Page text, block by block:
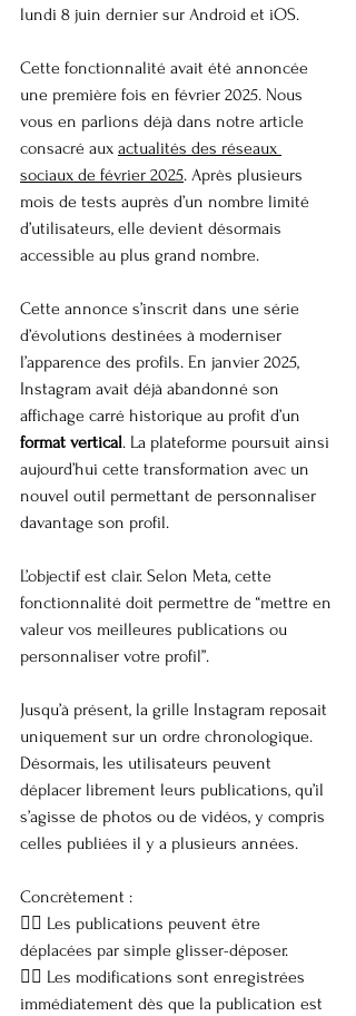
lundi 8 juin dernier sur Android et iOS.
Cette fonctionnalité avait été annoncée
une première fois en février 2025. Nous
vous en parlions déjà dans notre article
consacré aux actualités des réseaux
sociaux de février 2025. Après plusieurs
mois de tests auprès d’un nombre limité
d’utilisateurs, elle devient désormais
accessible au plus grand nombre.
Cette annonce s’inscrit dans une série
d’évolutions destinées à moderniser
l’apparence des profils. En janvier 2025,
Instagram avait déjà abandonné son
affichage carré historique au profit d’un
format vertical. La plateforme poursuit ainsi
aujourd’hui cette transformation avec un
nouvel outil permettant de personnaliser
davantage son profil.
L’objectif est clair. Selon Meta, cette
fonctionnalité doit permettre de “mettre en
valeur vos meilleures publications ou
personnaliser votre profil”.
Jusqu’à présent, la grille Instagram reposait
uniquement sur un ordre chronologique.
Désormais, les utilisateurs peuvent
déplacer librement leurs publications, qu’il
s’agisse de photos ou de vidéos, y compris
celles publiées il y a plusieurs années.
Concrètement :
👉🏼 Les publications peuvent être
déplacées par simple glisser-déposer.
👉🏼 Les modifications sont enregistrées
immédiatement dès que la publication est